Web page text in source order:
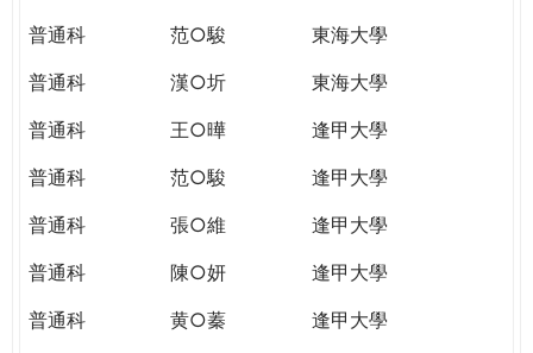
普通科
范○駿
東海大學
普通科
漢○圻
東海大學
普通科
王○曄
逢甲大學
普通科
范○駿
逢甲大學
普通科
張○維
逢甲大學
普通科
陳○妍
逢甲大學
普通科
黄○蓁
逢甲大學